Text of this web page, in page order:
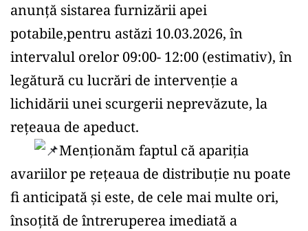
anunță sistarea furnizării apei
potabile,pentru astăzi 10.03.2026, în
intervalul orelor 09:00- 12:00 (estimativ), în
legătură cu lucrări de intervenție a
lichidării unei scurgerii neprevăzute, la
rețeaua de apeduct.
Menționăm faptul că apariția
avariilor pe rețeaua de distribuție nu poate
fi anticipată și este, de cele mai multe ori,
însoțită de întreruperea imediată a